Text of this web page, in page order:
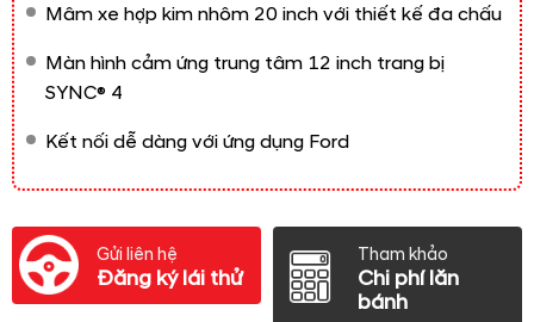
Mâm xe hợp kim nhôm 20 inch với thiết kế đa chấu
Màn hình cảm ứng trung tâm 12 inch trang bị
SYNC® 4
Kết nối dễ dàng với ứng dụng Ford
Gửi liên hệ
Đăng ký lái thử
Tham khảo
Chi phí lăn
bánh